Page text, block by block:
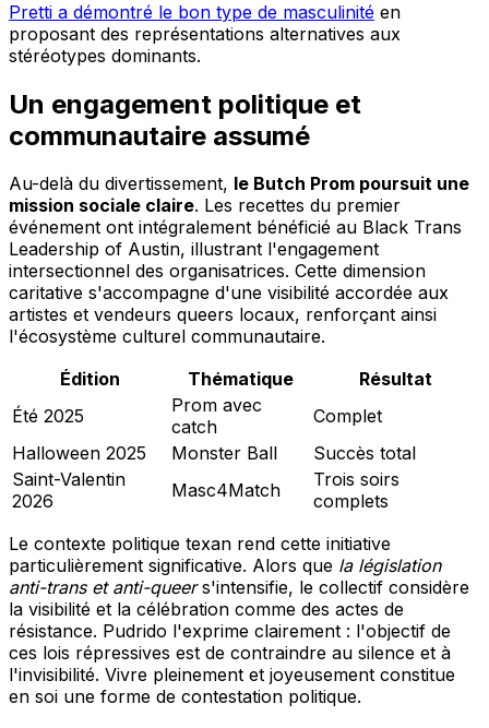
Pretti a démontré le bon type de masculinité en
proposant des représentations alternatives aux
stéréotypes dominants.
Un engagement politique et
communautaire assumé
Au-delà du divertissement, le Butch Prom poursuit une
mission sociale claire. Les recettes du premier
événement ont intégralement bénéficié au Black Trans
Leadership of Austin, illustrant l'engagement
intersectionnel des organisatrices. Cette dimension
caritative s'accompagne d'une visibilité accordée aux
artistes et vendeurs queers locaux, renforçant ainsi
l'écosystème culturel communautaire.
Édition
Thématique
Résultat
Été 2025
Prom avec
catch
Complet
Halloween 2025
Monster Ball
Succès total
Saint-Valentin
2026
Masc4Match
Trois soirs
complets
Le contexte politique texan rend cette initiative
particulièrement significative. Alors que la législation
anti-trans et anti-queers'intensifie, le collectif considère
la visibilité et la célébration comme des actes de
résistance. Pudrido l'exprime clairement : l'objectif de
ces lois répressives est de contraindre au silence et à
l'invisibilité. Vivre pleinement et joyeusement constitue
en soi une forme de contestation politique.